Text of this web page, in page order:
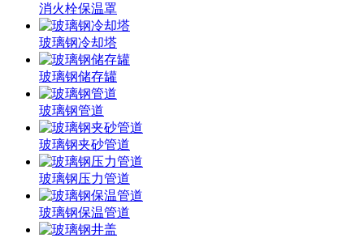
消火栓保温罩
玻璃钢冷却塔
玻璃钢储存罐
玻璃钢管道
玻璃钢夹砂管道
玻璃钢压力管道
玻璃钢保温管道